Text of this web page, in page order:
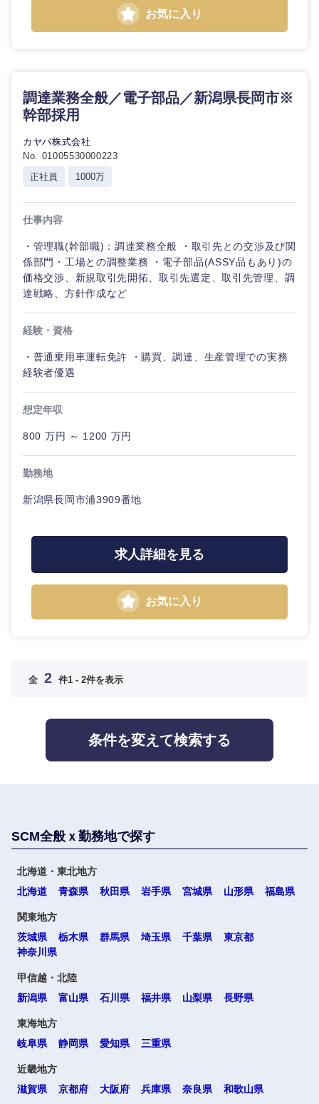
不動産専
門職
建設・施
事務職
マスメディア
法律・特許事務所・監査法人
人材・アウトソーシング
サービス
その他
岐阜県
愛知県
近畿地方
滋賀県 京都府
奈良県 和歌山県
愛媛県
九州・沖縄
鹿児島県 沖縄県
海外
お気に入り
調達業務全般／電子部品／新潟県長岡市※
幹部採用
カヤバ株式会社
No. 01005530000223
正社員
1000万
仕事内容
・管理職(幹部職)：調達業務全般 ・取引先との交渉及び関
係部門・工場との調整業務 ・電子部品(ASSY品もあり)の
価格交渉、新規取引先開拓、取引先選定、取引先管理、調
達戦略、方針作成など
経験・資格
・普通乗用車運転免許 ・購買、調達、生産管理での実務
経験者優遇
想定年収
800 万円 ～ 1200 万円
勤務地
新潟県長岡市浦3909番地
求人詳細を見る
お気に入り
全 2 件1 - 2件を表示
条件を変えて検索する
SCM全般ｘ勤務地で探す
北海道・東北地方
北海道
青森県 秋田県 岩手県 宮城県 山形県 福島県
関東地方
茨城県
栃木県 群馬県 埼玉県 千葉県
東京都
神奈川県
甲信越・北陸
新潟県
富山県 石川県 福井県 山梨県 長野県
東海地方
岐阜県
静岡県 愛知県 三重県
近畿地方
滋賀県
京都府 大阪府 兵庫県 奈良県 和歌山県